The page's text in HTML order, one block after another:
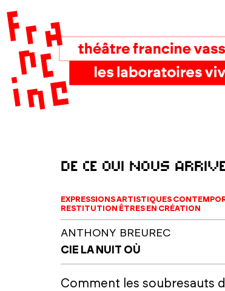
de ce qui nous
EXPRESSIONS ARTISTIQUES
RESTITUTION ÊTRES EN CRÉATION
ANTHONY BREUREC
CIE LA NUIT OÙ
Comment les soubresauts